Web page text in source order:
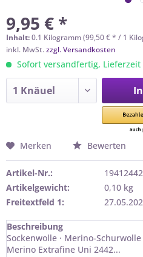
9,95 € *
Inhalt:0.1 Kilogramm (99,50 € * / 1
inkl. MwSt.zzgl. Versandkosten
Sofort versandfertig, Lieferzeit
Merken Bewerten
Artikel-Nr.:
19412442
Artikelgewicht:
0,10 kg
Freitextfeld 1:
Beschreibung
Sockenwolle · Merino-
Merino Extrafine Uni 2442...